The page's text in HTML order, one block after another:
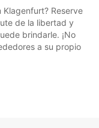
Klagenfurt? Reserve
de la libertad y
brindarle. ¡No
a su propio